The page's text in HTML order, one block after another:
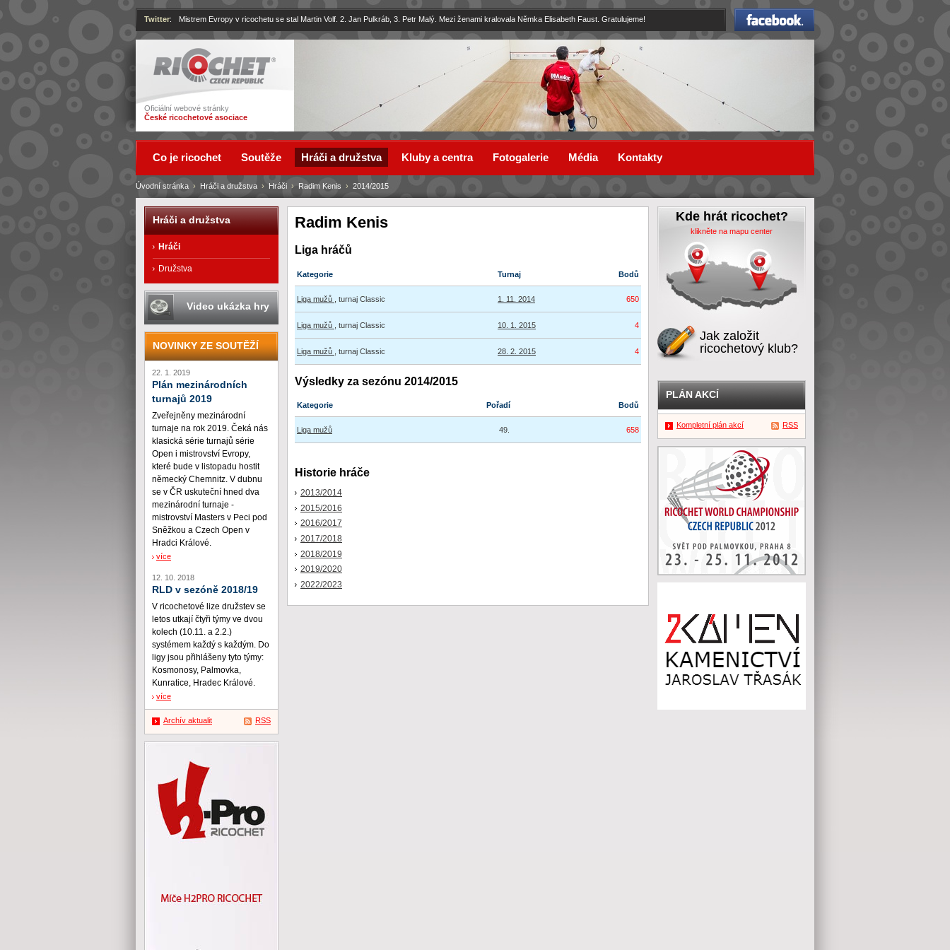
Ricochet
Oficiální webové stránky
České ricochetové asociace
Facebook
Twitter: Mistrem Evropy v ricochetu se stal Martin Volf. 2. Jan Pulkráb, 3. Petr Malý. Mezi ženami kralovala Němka Elisabeth Faust. Gratulujeme!
Radim Kenis
Liga hráčů
Kategorie Turnaj Bodů
Liga mužů , turnaj Classic 1. 11. 2014 650
Liga mužů , turnaj Classic 10. 1. 2015 4
Liga mužů , turnaj Classic 28. 2. 2015 4
Výsledky za sezónu 2014/2015
Kategorie Pořadí Bodů
Liga mužů 49. 658
Historie hráče
2013/2014
2015/2016
2016/2017
2017/2018
2018/2019
2019/2020
2022/2023
Úvodní stránka › Hráči a družstva › Hráči › Radim Kenis › 2014/2015
Co je ricochet Soutěže Hráči a družstva Kluby a centra Fotogalerie Média Kontakty
Hráči a družstva
Hráči
Družstva
Video ukázka hry
NOVINKY ZE SOUTĚŽÍ
22. 1. 2019
Plán mezinárodních
turnajů 2019
Zveřejněny mezinárodní
turnaje na rok 2019. Čeká nás
klasická série turnajů série
Open i mistrovství Evropy,
které bude v listopadu hostit
německý Chemnitz. V dubnu
se v ČR uskuteční hned dva
mezinárodní turnaje -
mistrovství Masters v Peci pod
Sněžkou a Czech Open v
Hradci Králové.
více
12. 10. 2018
RLD v sezóně 2018/19
V ricochetové lize družstev se
letos utkají čtyři týmy ve dvou
kolech (10.11. a 2.2.)
systémem každý s každým. Do
ligy jsou přihlášeny tyto týmy:
Kosmonosy, Palmovka,
Kunratice, Hradec Králové.
více
Archív aktualit RSS
Kde hrát ricochet?
klikněte na mapu center
Jak založit
ricochetový klub?
PLÁN AKCÍ
Kompletní plán akcí RSS